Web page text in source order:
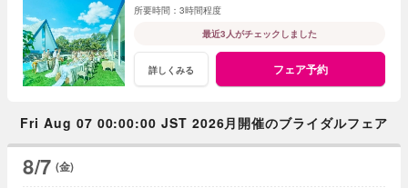
3時間程度
最近3人がチェックしました
詳しくみる フェア予約
Fri Aug 07 00:00:00 JST 2026月開催のブライダルフェア
8/7 (金)